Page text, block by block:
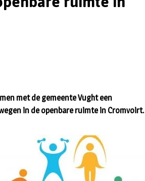
met de gemeente Vught een
in de openbare ruimte in Cromvoirt.